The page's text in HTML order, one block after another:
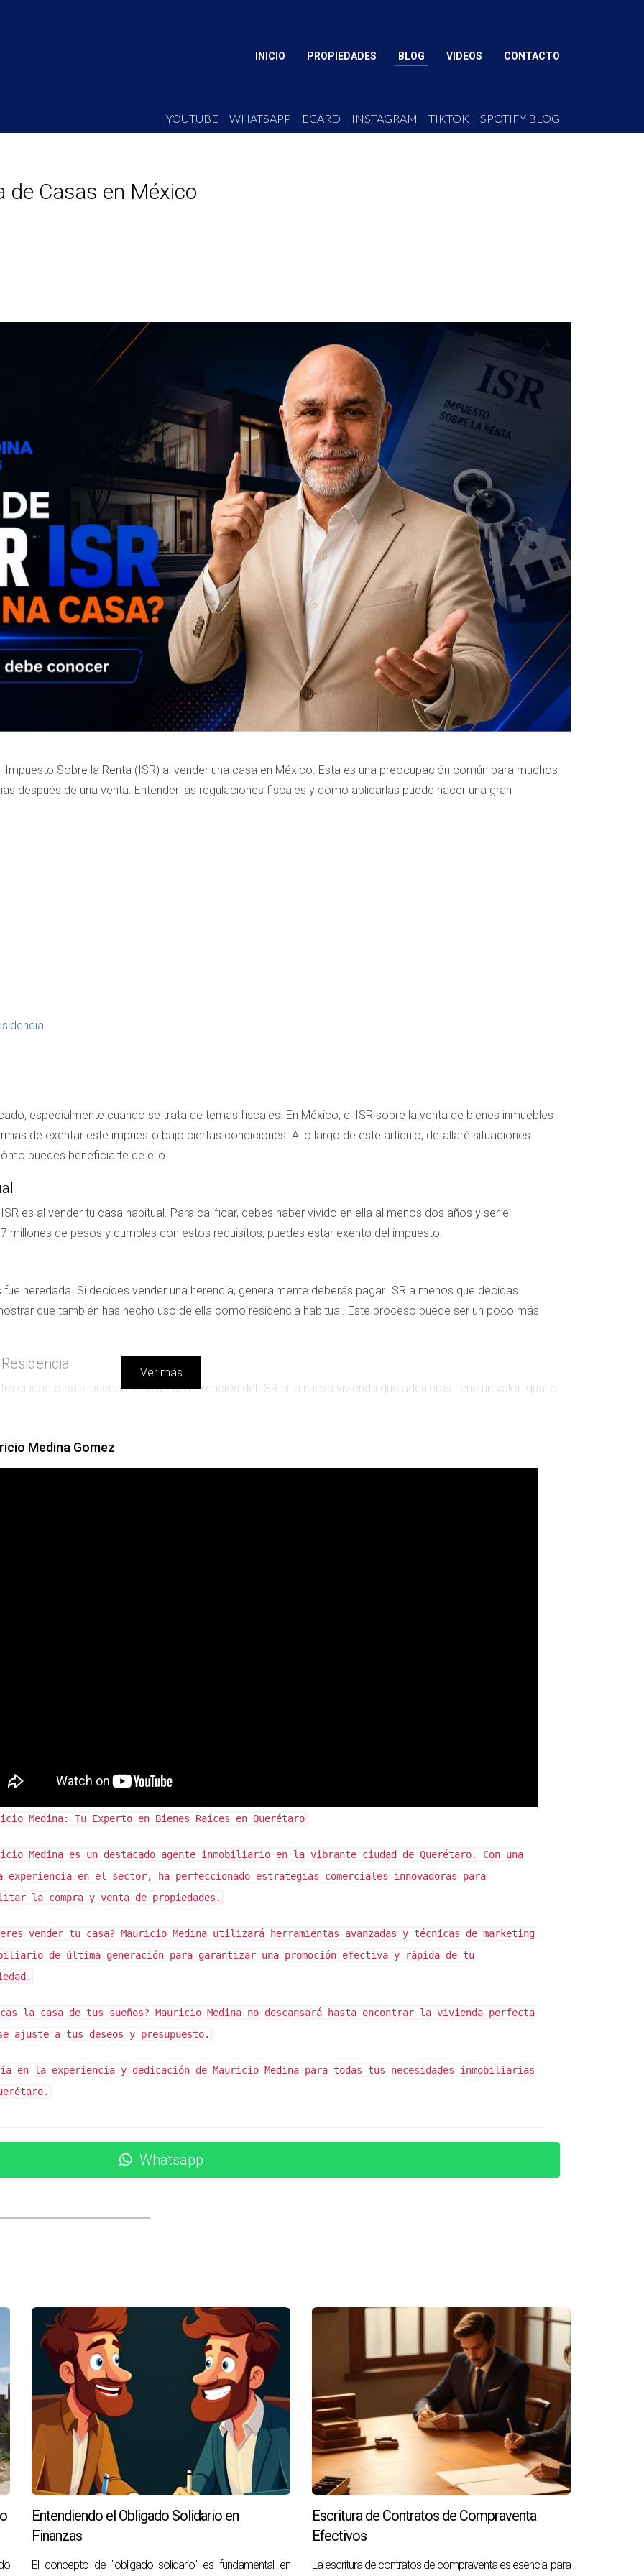
INICIO PROPIEDADES BLOG VIDEOS CONTACTO
YOUTUBE WHATSAPP ECARD INSTAGRAM TIKTOK SPOTIFY BLOG
de Casas en México
Sobre la Renta (ISR) al vender una casa en México. Esta es una preocupación común para muchos
después de una venta. Entender las regulaciones fiscales y cómo aplicarlas puede hacer una gran
especialmente cuando se trata de temas fiscales. En México, el ISR sobre la venta de bienes inmuebles
de exentar este impuesto bajo ciertas condiciones. A lo largo de este artículo, detallaré situaciones
puedes beneficiarte de ello.
es al vender tu casa habitual. Para calificar, debes haber vivido en ella al menos dos años y ser el
millones de pesos y cumples con estos requisitos, puedes estar exento del impuesto.
heredada. Si decides vender una herencia, generalmente deberás pagar ISR a menos que decidas
que también has hecho uso de ella como residencia habitual. Este proceso puede ser un poco más
ciudad o país, puedes solicitar una exención del ISR si la nueva vivienda que adquieras tiene un valor igual o
exención, no dudes en consultarme. Estoy aquí para ayudarte.
después de la venta. Mantente informado y asesorado.
fiscal es bienvenida. ¡Hablemos!
venta ante Hacienda?
fiscal que te ayude a preparar tu declaración correctamente.
vender mi casa?
inmobiliarios pueden ser deducibles y reducir tu base gravable.
contacto conmigo para obtener más información o aclarar tus dudas sobre este importante tema.
Ver más
Medina Gomez
Medina: Tu Experto en Bienes Raíces en Querétaro
Medina es un destacado agente inmobiliario en la vibrante ciudad de Querétaro. Con una
experiencia en el sector, ha perfeccionado estrategias comerciales innovadoras para
la compra y venta de propiedades.
vender tu casa? Mauricio Medina utilizará herramientas avanzadas y técnicas de marketing
de última generación para garantizar una promoción efectiva y rápida de tu
la casa de tus sueños? Mauricio Medina no descansará hasta encontrar la vivienda perfecta
ajuste a tus deseos y presupuesto.
en la experiencia y dedicación de Mauricio Medina para todas tus necesidades inmobiliarias
Whatsapp
Entendiendo el Obligado Solidario en
Finanzas
El concepto de "obligado solidario" es fundamental en
Escritura de Contratos de Compraventa
Efectivos
La escritura de contratos de compraventa es esencial para